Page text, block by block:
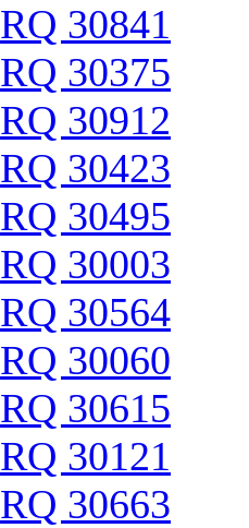
RQ 30841
RQ 30375
RQ 30912
RQ 30423
RQ 30495
RQ 30003
RQ 30564
RQ 30060
RQ 30615
RQ 30121
RQ 30663